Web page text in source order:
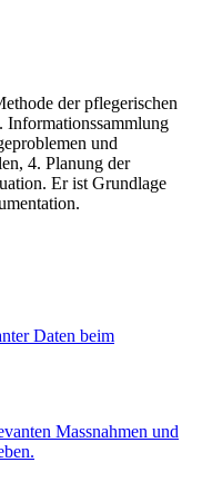
der pflegerischen
Informationssammlung
und
4. Planung der
Er ist Grundlage
Daten beim
Massnahmen und